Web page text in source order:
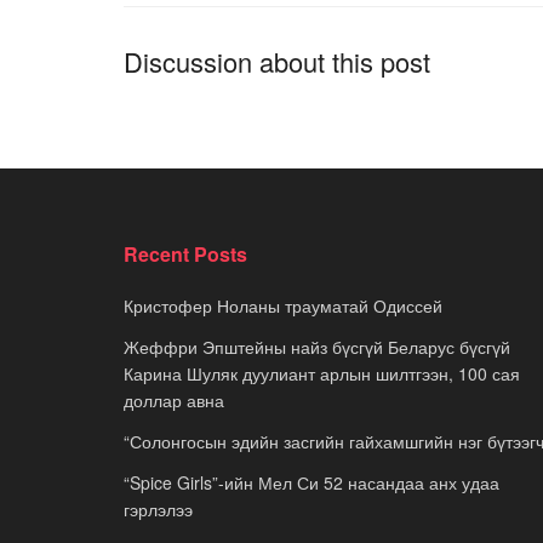
Discussion about this post
Recent Posts
Кристофер Ноланы трауматай Одиссей
Жеффри Эпштейны найз бүсгүй Беларус бүсгүй
Карина Шуляк дуулиант арлын шилтгээн, 100 сая
доллар авна
“Солонгосын эдийн засгийн гайхамшгийн нэг
“Spice Girls”-ийн Мел Си 52 насандаа анх удаа
гэрлэлээ